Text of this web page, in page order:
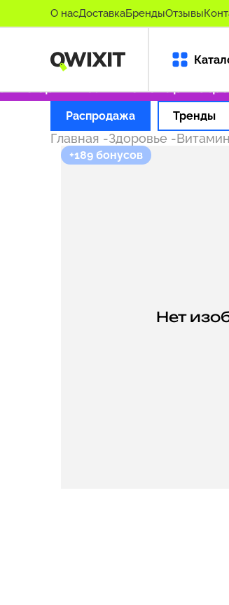
О насДоставкаБрендыОтзывы
оригинальные товары
Распродажа Тренды
Главная -Здоровье -
+189 бонусов
Нет